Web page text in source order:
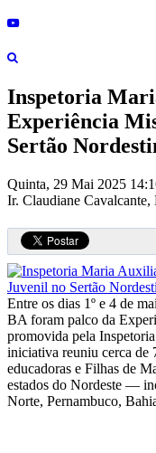
Inspetoria
Experiência
Sertão
Quinta, 29 Mai 2025
Ir. Claudiane Cavalcante,
Entre os dias 1º e 4 de
BA foram palco da
promovida pela
iniciativa reuniu cerca de
educadoras e Filhas de
estados do Nordeste —
Norte, Pernambuco,